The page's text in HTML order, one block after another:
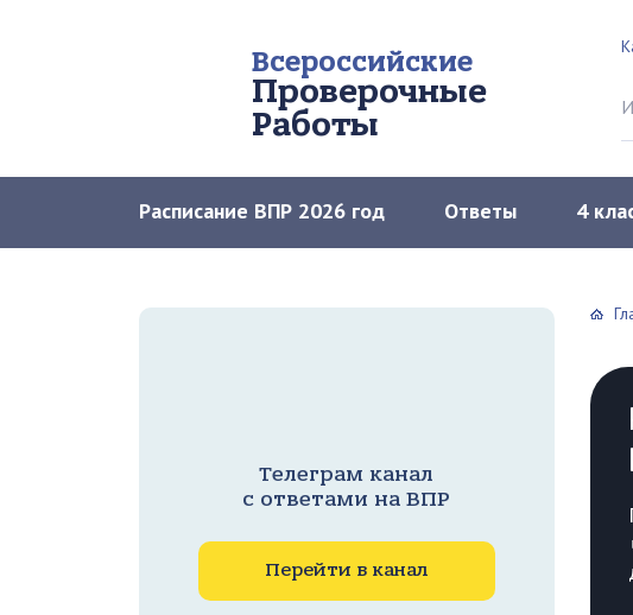
Всероссийские
Проверочные
Работы
Расписание ВПР 2026 год Ответы 4
Телеграм канал
с ответами на ВПР
Перейти в канал